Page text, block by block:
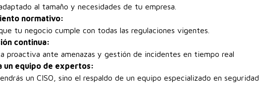
al tamaño y necesidades de tu empresa.
normativo:
tu negocio cumple con todas las regulaciones vigentes.
continua:
proactiva ante amenazas y gestión de incidentes en tiempo real
un equipo de expertos:
un CISO, sino el respaldo de un equipo especializado en seguridad.